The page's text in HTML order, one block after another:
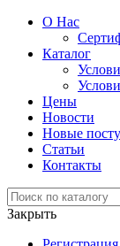
О Нас
Каталог
Цены
Новости
Новые
Статьи
Контакты
Закрыть